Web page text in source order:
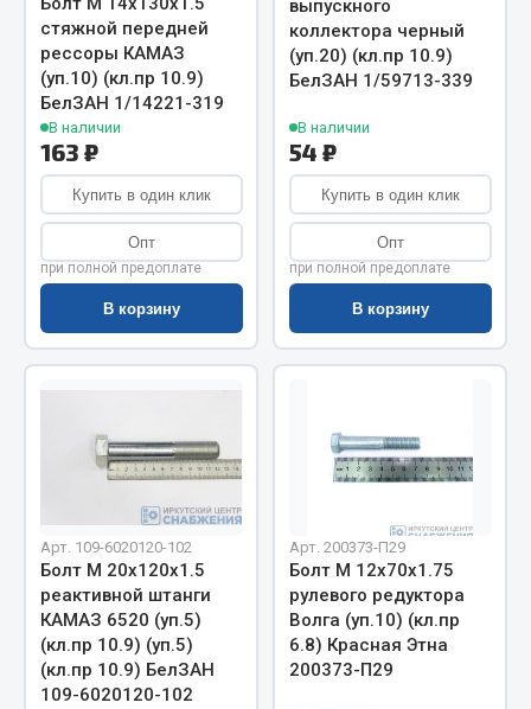
Весь раздел
Цепи подъёмные
Весь раздел
Лента конвейерная
Прокладки
Рукава высокого давления
Показать ещё
Автомобильная электрика
стяжной передней
рессоры КАМАЗ
(уп.10) (кл.пр 10.9)
БелЗАН 1/14221-319
В наличии
163 ₽
Купить в один клик
Опт
при полной предоплате
В корзину
выпускного
коллектора черный
(уп.20) (кл.пр 10.9)
БелЗАН 1/59713-339
В наличии
54 ₽
Купить в один клик
Опт
при полной предоплате
В корзину
Арт. 109-6020120-102
Болт М 20х120х1.5
реактивной штанги
КАМАЗ 6520 (уп.5)
(кл.пр 10.9) (уп.5)
(кл.пр 10.9) БелЗАН
109-6020120-102
Арт. 200373-П29
Болт М 12х70х1.75
рулевого редуктора
Волга (уп.10) (кл.пр
6.8) Красная Этна
200373-П29